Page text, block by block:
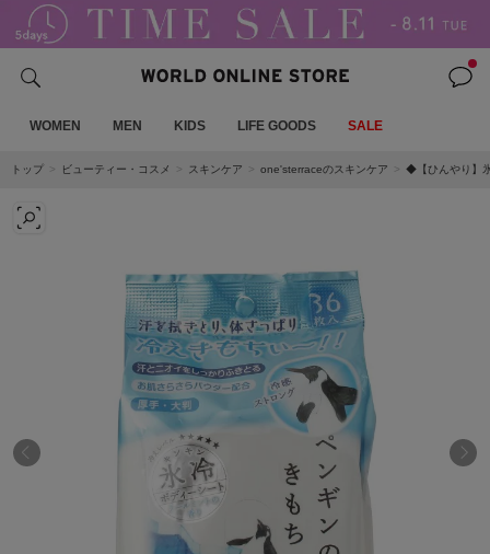
WOMEN MEN KIDS LIFE GOODS SALE
トップ ビューティー・コスメ スキンケア one'sterraceのスキンケア ◆【ひんやり】